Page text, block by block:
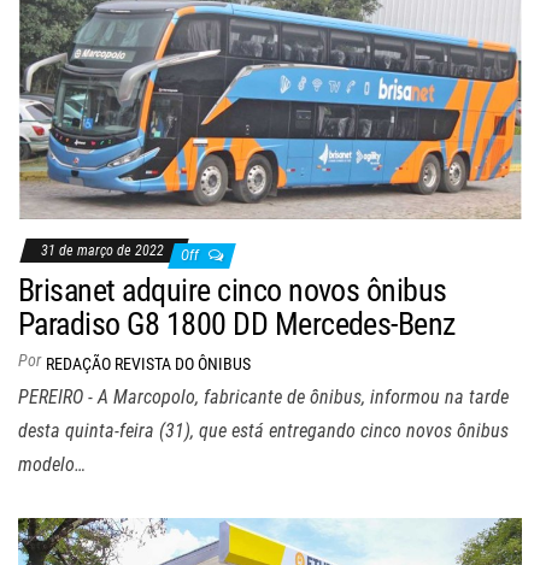
31 de março de 2022 Off
Brisanet adquire cinco novos ônibus
Paradiso G8 1800 DD Mercedes-Benz
Por REDAÇÃO REVISTA DO ÔNIBUS
PEREIRO - A Marcopolo, fabricante de ônibus, informou na tarde
desta quinta-feira (31), que está entregando cinco novos ônibus
modelo…